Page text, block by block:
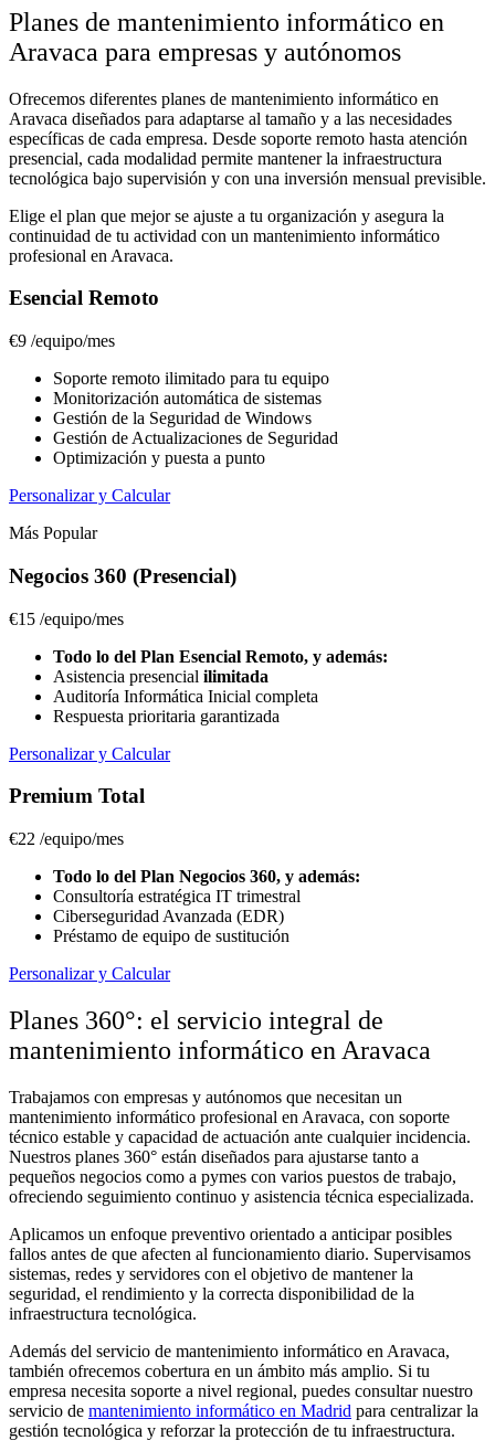
Planes de mantenimiento informático en
Aravaca para empresas y autónomos
Ofrecemos diferentes planes de mantenimiento informático en
Aravaca diseñados para adaptarse al tamaño y a las necesidades
específicas de cada empresa. Desde soporte remoto hasta atención
presencial, cada modalidad permite mantener la infraestructura
tecnológica bajo supervisión y con una inversión mensual previsible.
Elige el plan que mejor se ajuste a tu organización y asegura la
continuidad de tu actividad con un mantenimiento informático
profesional en Aravaca.
Esencial Remoto
€9 /equipo/mes
Soporte remoto ilimitado para tu equipo
Monitorización automática de sistemas
Gestión de la Seguridad de Windows
Gestión de Actualizaciones de Seguridad
Optimización y puesta a punto
Personalizar y Calcular
Más Popular
Negocios 360 (Presencial)
€15 /equipo/mes
Todo lo del Plan Esencial Remoto, y además:
Asistencia presencial ilimitada
Auditoría Informática Inicial completa
Respuesta prioritaria garantizada
Personalizar y Calcular
Premium Total
€22 /equipo/mes
Todo lo del Plan Negocios 360, y además:
Consultoría estratégica IT trimestral
Ciberseguridad Avanzada (EDR)
Préstamo de equipo de sustitución
Personalizar y Calcular
Planes 360°: el servicio integral de
mantenimiento informático en Aravaca
Trabajamos con empresas y autónomos que necesitan un
mantenimiento informático profesional en Aravaca, con soporte
técnico estable y capacidad de actuación ante cualquier incidencia.
Nuestros planes 360° están diseñados para ajustarse tanto a
pequeños negocios como a pymes con varios puestos de trabajo,
ofreciendo seguimiento continuo y asistencia técnica especializada.
Aplicamos un enfoque preventivo orientado a anticipar posibles
fallos antes de que afecten al funcionamiento diario. Supervisamos
sistemas, redes y servidores con el objetivo de mantener la
seguridad, el rendimiento y la correcta disponibilidad de la
infraestructura tecnológica.
Además del servicio de mantenimiento informático en Aravaca,
también ofrecemos cobertura en un ámbito más amplio. Si tu
empresa necesita soporte a nivel regional, puedes consultar nuestro
servicio de mantenimiento informático en Madrid para centralizar la
gestión tecnológica y reforzar la protección de tu infraestructura.